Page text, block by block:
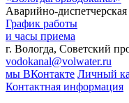
Аварийно-
График работы
и часы приема
г. Вологда, Советский
vodokanal@volwater.ru
мы ВКонтакте Личный
Контактная информация